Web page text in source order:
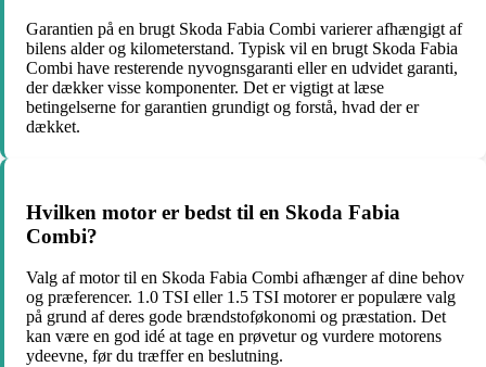
Garantien på en brugt Skoda Fabia Combi varierer afhængigt af
bilens alder og kilometerstand. Typisk vil en brugt Skoda Fabia
Combi have resterende nyvognsgaranti eller en udvidet garanti,
der dækker visse komponenter. Det er vigtigt at læse
betingelserne for garantien grundigt og forstå, hvad der er
dækket.
Hvilken motor er bedst til en Skoda Fabia
Combi?
Valg af motor til en Skoda Fabia Combi afhænger af dine behov
og præferencer. 1.0 TSI eller 1.5 TSI motorer er populære valg
på grund af deres gode brændstoføkonomi og præstation. Det
kan være en god idé at tage en prøvetur og vurdere motorens
ydeevne, før du træffer en beslutning.